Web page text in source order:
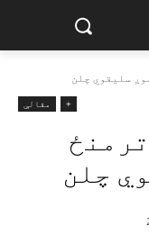
سليقوي چلن
+ مقالې
چلن